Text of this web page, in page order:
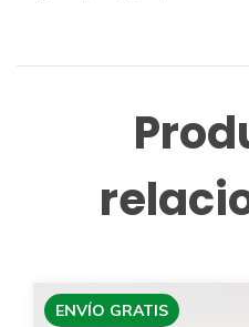
ENVÍO GRATIS